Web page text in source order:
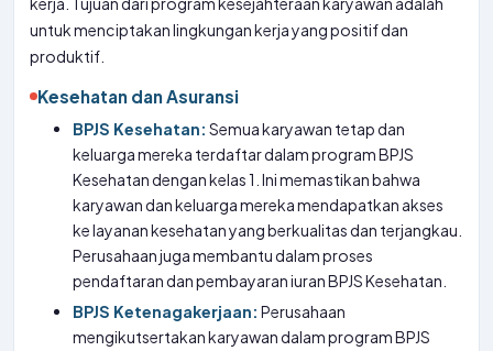
untuk menciptakan lingkungan kerja yang positif dan
produktif.
Kesehatan dan Asuransi
BPJS Kesehatan: Semua karyawan tetap dan
keluarga mereka terdaftar dalam program BPJS
Kesehatan dengan kelas 1. Ini memastikan bahwa
karyawan dan keluarga mereka mendapatkan akses
ke layanan kesehatan yang berkualitas dan terjangkau.
Perusahaan juga membantu dalam proses
pendaftaran dan pembayaran iuran BPJS Kesehatan.
BPJS Ketenagakerjaan: Perusahaan
mengikutsertakan karyawan dalam program BPJS